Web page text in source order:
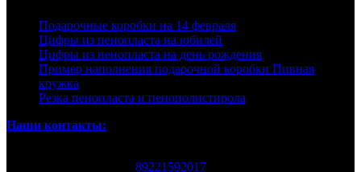
Подарочные коробки на 14 февраля
Цифры из пенопласта на юбилей
Цифры из пенопласта на день рождения
Пример наполнения подарочной коробки Пивная
кружка
Резка пенопласта и пенополистирола
Наши контакты:
89221592017